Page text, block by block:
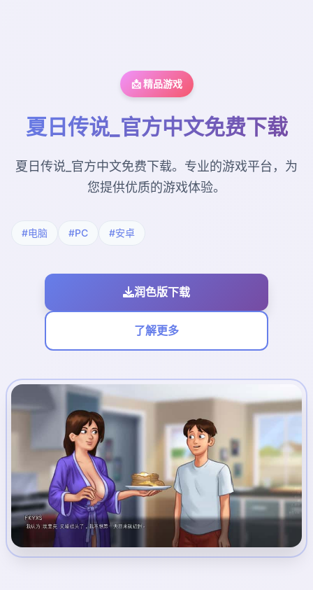
📩 精品游戏
夏日传说_官方中文免费下载
夏日传说_官方中文免费下载。专业的游戏平台，为
您提供优质的游戏体验。
#电脑 #PC #安卓
润色版下载
了解更多